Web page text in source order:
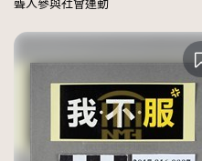
聾人參與社會運動